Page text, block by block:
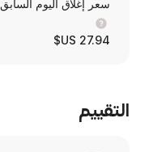
سعر إغلاق اليوم السابق
27.94 US$
التقييم